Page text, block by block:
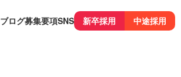
ブログ募集要項SNS 新卒採用 中途採用